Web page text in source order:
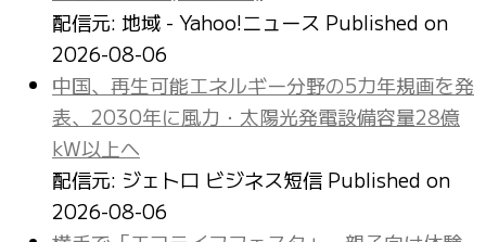
配信元: 地域 - Yahoo!ニュース Published on
2026-08-06
中国、再生可能エネルギー分野の5カ年規画を発
表、2030年に風力・太陽光発電設備容量28億
kW以上へ
配信元: ジェトロ ビジネス短信 Published on
2026-08-06